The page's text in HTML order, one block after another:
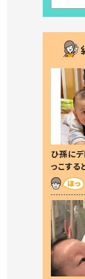
ひ孫に
っこす
した」「